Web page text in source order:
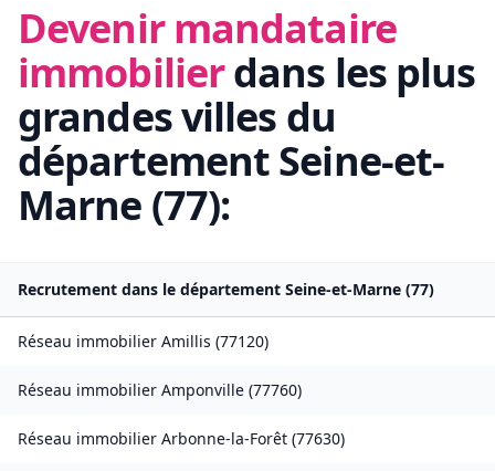
Devenir mandataire
immobilierdans les plus
grandes villes du
départementSeine-et-
Marne (77):
Recrutement dans le département Seine-et-Marne (77)
Réseau immobilier Amillis (77120)
Réseau immobilier Amponville (77760)
Réseau immobilier Arbonne-la-Forêt (77630)